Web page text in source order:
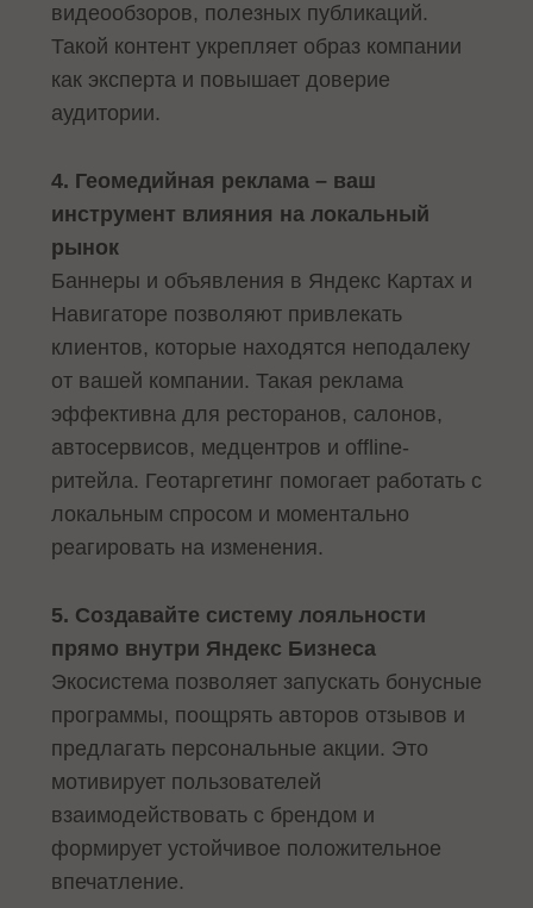
видеообзоров, полезных публикаций.
Такой контент укрепляет образ компании
как эксперта и повышает доверие
аудитории.
4. Геомедийная реклама – ваш
инструмент влияния на локальный
рынок
Баннеры и объявления в Яндекс Картах и
Навигаторе позволяют привлекать
клиентов, которые находятся неподалеку
от вашей компании. Такая реклама
эффективна для ресторанов, салонов,
автосервисов, медцентров и offline-
ритейла. Геотаргетинг помогает работать с
локальным спросом и моментально
реагировать на изменения.
5. Создавайте систему лояльности
прямо внутри Яндекс Бизнеса
Экосистема позволяет запускать бонусные
программы, поощрять авторов отзывов и
предлагать персональные акции. Это
мотивирует пользователей
взаимодействовать с брендом и
формирует устойчивое положительное
впечатление.